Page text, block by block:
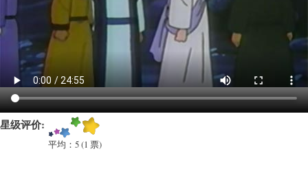
育
类
通)
星级评价:
平均： 5(1 票)